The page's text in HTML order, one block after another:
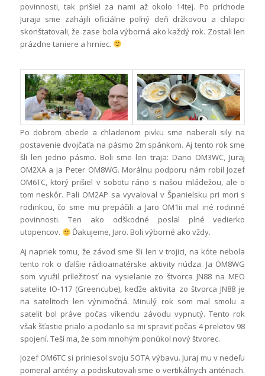
povinnosti, tak prišiel za nami až okolo 14tej. Po príchode
Juraja sme zahájili oficiálne poľný deň držkovou a chlapci
skonštatovali, že zase bola výborná ako každý rok. Zostali len
prázdne taniere a hrniec.
Po dobrom obede a chladenom pivku sme naberali sily na
postavenie dvojčaťa na pásmo 2m spánkom. Aj tento rok sme
šli len jedno pásmo. Boli sme len traja: Dano OM3WC, Juraj
OM2XA a ja Peter OM8WG. Morálnu podporu nám robil Jozef
OM6TC, ktorý prišiel v sobotu ráno s našou mládežou, ale o
tom neskôr. Pali OM2AP sa vyvaloval v Španielsku pri mori s
rodinkou, čo sme mu prepáčili a Jaro OM1ii mal iné rodinné
povinnosti. Ten ako odškodné poslal plné vedierko
utopencov.
Ďakujeme, Jaro. Boli výborné ako vždy.
Aj napriek tomu, že závod sme šli len v trojici, na kóte nebola
tento rok o ďalšie rádioamatérske aktivity núdza. Ja OM8WG
som využil príležitosť na vysielanie zo štvorca JN88 na MEO
satelite IO-117 (Greencube), keďže aktivita zo štvorca JN88 je
na satelitoch len výnimočná. Minulý rok som mal smolu a
satelit bol práve počas víkendu závodu vypnutý. Tento rok
však šťastie prialo a podarilo sa mi spraviť počas 4 preletov 98
spojení. Teší ma, že som mnohým ponúkol nový štvorec.
Jozef OM6TC si priniesol svoju SOTA výbavu. Juraj mu v nedeľu
pomeral antény a podiskutovali sme o vertikálnych anténach.